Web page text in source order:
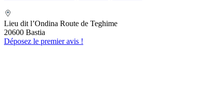
Lieu dit l’Ondina Route de Teghime
20600 Bastia
Déposez le premier avis !